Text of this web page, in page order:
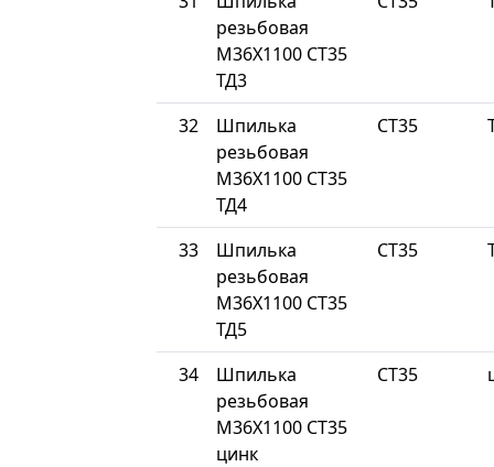
резьбовая
М36Х1100 СТ35
ТД3
32
Шпилька
резьбовая
М36Х1100 СТ35
ТД4
СТ35
33
Шпилька
резьбовая
М36Х1100 СТ35
ТД5
СТ35
34
Шпилька
резьбовая
М36Х1100 СТ35
цинк
СТ35